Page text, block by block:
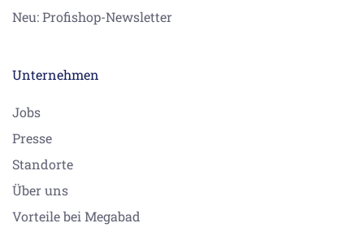
Neu: Profishop-Newsletter
Unternehmen
Jobs
Presse
Standorte
Über uns
Vorteile bei Megabad